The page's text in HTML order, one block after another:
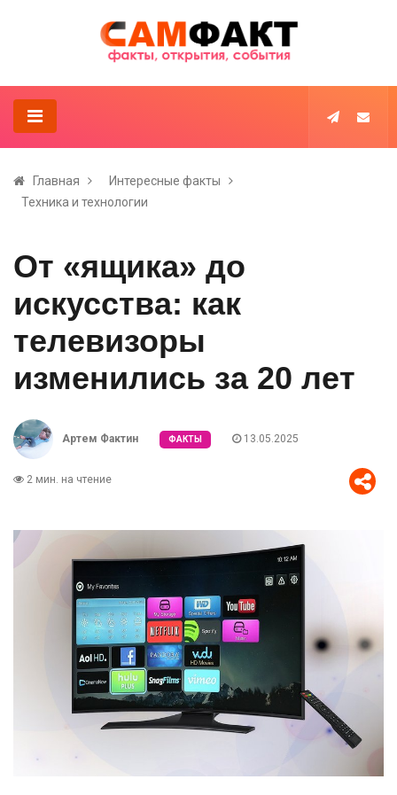
Главная
Интересные факты
Техника и технологии
От «ящика» до
искусства: как
телевизоры
изменились за 20 лет
Артем Фактин ФАКТЫ 13.05.2025
2 мин. на чтение